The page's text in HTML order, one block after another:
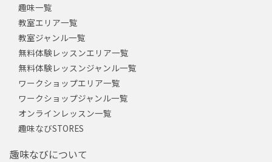
趣味一覧
教室エリア一覧
教室ジャンル一覧
無料体験レッスンエリア一覧
無料体験レッスンジャンル一覧
ワークショップエリア一覧
ワークショップジャンル一覧
オンラインレッスン一覧
趣味なびSTORES
趣味なびについて